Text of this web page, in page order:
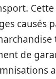
Cette
causés
de